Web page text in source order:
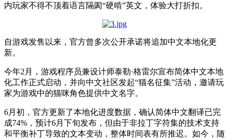
内玩家不得不顶着语言隔阂“硬啃”英文，体验大打折扣。
自游戏发售以来，官方曾多次公开承诺将追加中文本地化更
新。
今年2月，游戏程序员兼设计师泰勒·格雷尔宣布简体中文本地
化工作正式启动，并向中文社区发起“猫名征集”活动，邀请玩
家为游戏中的猫咪角色提供中文名字。
6月初，官方更新了本地化进度数据，确认简体中文翻译已完
成74%，预计6月下旬发布，但由于非拉丁字符集的技术支持
和平衡补丁导致的文本变动，整体时间表有所推迟。如今，随